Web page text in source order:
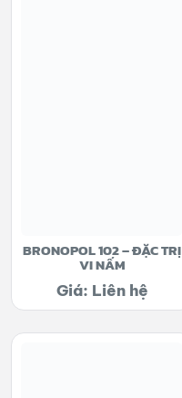
BRONOPOL 102 – ĐẶC TRỊ
VI NẤM
Giá: Liên hệ